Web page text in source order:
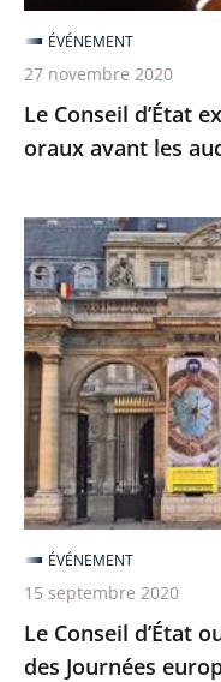
audiences
Le Conseil d’État
oraux avant les
ÉVÉNEMENT
27 novembre 2020
Le
Conseil
d’État
ouvre
ses
portes
à
l’occasion
des
Journées
européennes
du
patrimoine
Le Conseil d’État
des Journées
ÉVÉNEMENT
15 septembre 2020